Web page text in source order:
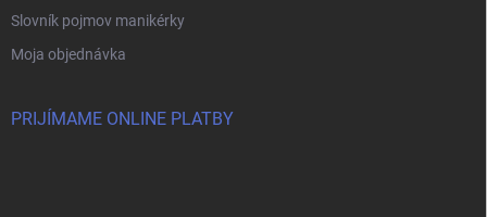
Slovník pojmov manikérky
Moja objednávka
PRIJÍMAME ONLINE PLATBY